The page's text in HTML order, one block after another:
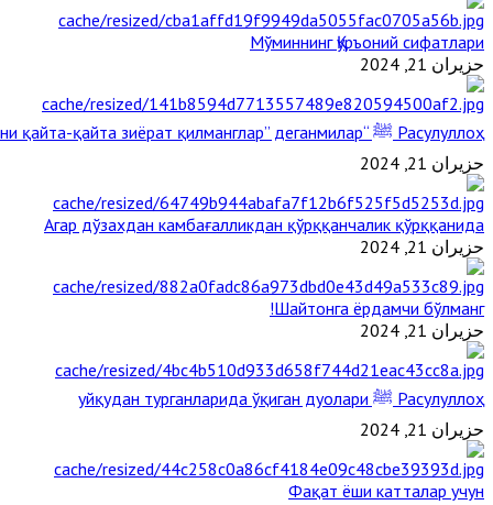
Мўминнинг Қуръоний сифатлари
حزيران 21, 2024
Расулуллоҳ ﷺ “Қабримни қайта-қайта зиёрат қилманглар” деганмилар?
حزيران 21, 2024
Агар дўзахдан камбағалликдан қўрққанчалик қўрққанида
حزيران 21, 2024
Шайтонга ёрдамчи бўлманг!
حزيران 21, 2024
Расулуллоҳ ﷺ уйқудан турганларида ўқиган дуолари
حزيران 21, 2024
Фақат ёши катталар учун